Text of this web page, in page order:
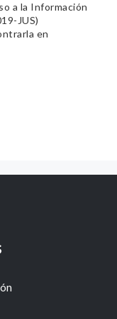
a la Información
JUS)
en